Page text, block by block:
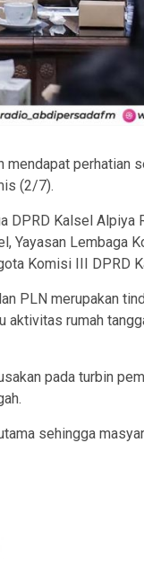
mendapat perhatian
(2/7).
Kalsel Alpiya
Yayasan Lembaga
Komisi III DPRD
PLN merupakan
rumah
pada turbin
sehingga